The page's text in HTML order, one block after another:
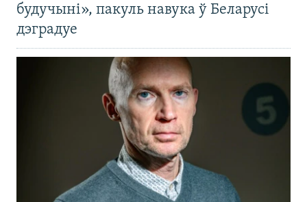
будучыні», пакуль навука ў Беларусі
дэградуе